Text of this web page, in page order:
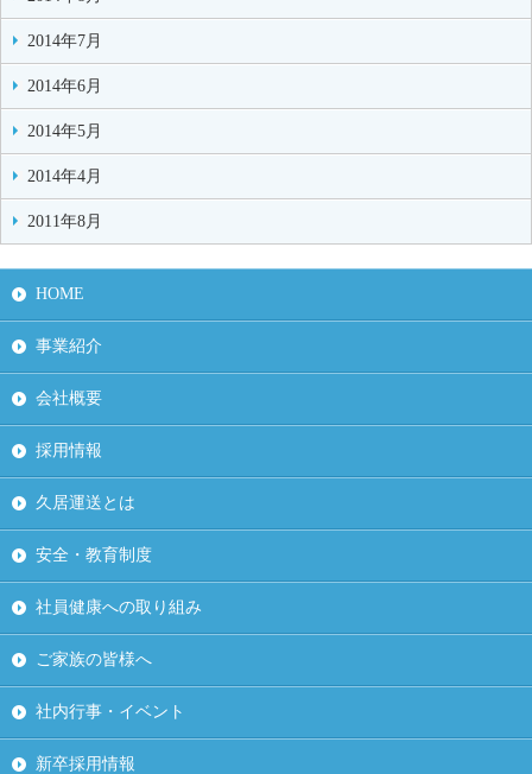
2014年7月
2014年6月
2014年5月
2014年4月
2011年8月
HOME
事業紹介
会社概要
採用情報
久居運送とは
安全・教育制度
社員健康への取り組み
ご家族の皆様へ
社内行事・イベント
新卒採用情報